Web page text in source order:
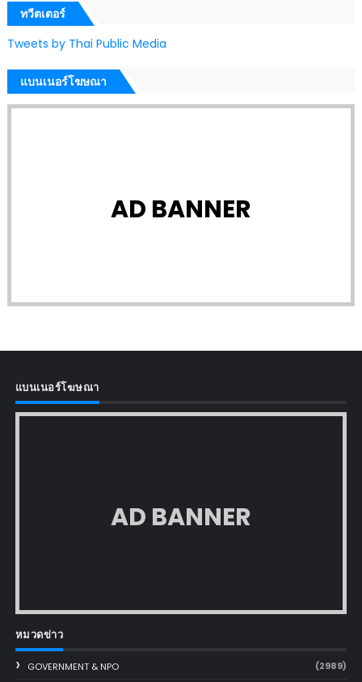
ทวีตเตอร์
Tweets by Thai Public Media
แบนเนอร์โฆษณา
AD BANNER
แบนเนอร์โฆษณา
AD BANNER
หมวดข่าว
GOVERNMENT & NPO (2989)